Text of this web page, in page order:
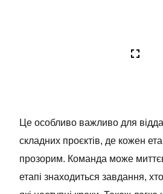
Це особливо важливо для
складних проєктів, де кожен
прозорим. Команда може
етапі знаходиться завдання,